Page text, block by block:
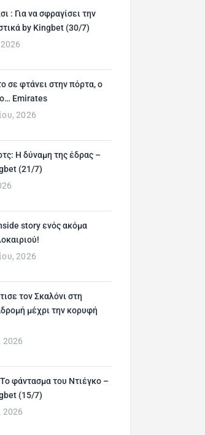
: Για να σφραγίσει την
by Kingbet (30/7)
σε φτάνει στην πόρτα, ο
Emirates
2026
Η δύναμη της έδρας –
(21/7)
story ενός ακόμα
2026
τον Σκαλόνι στη
μέχρι την κορυφή
2026
φάντασμα του Ντιέγκο –
(15/7)
2026